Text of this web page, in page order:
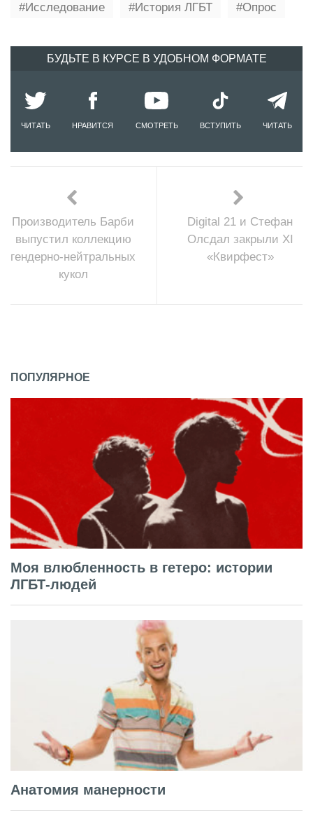
Исследование
История ЛГБТ Опрос
БУДЬТЕ В КУРСЕ В УДОБНОМ ФОРМАТЕ
ЧИТАТЬ НРАВИТСЯ СМОТРЕТЬ ВСТУПИТЬ ЧИТАТЬ
Производитель Барби
выпустил коллекцию
гендерно-нейтральных
кукол
Digital 21 и Cтефан
Олсдал закрыли XI
«Квирфест»
ПОПУЛЯРНОЕ
Моя влюбленность в гетеро: истории
ЛГБТ-людей
Анатомия манерности